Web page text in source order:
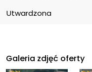
Utwardzona
Galeria zdjęć oferty